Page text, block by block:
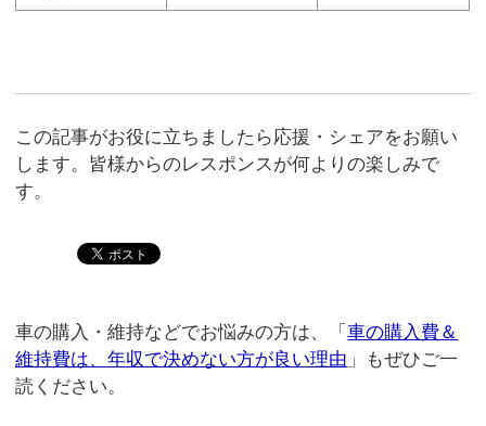
この記事がお役に立ちましたら応援・シェアをお願い
します。皆様からのレスポンスが何よりの楽しみで
す。
車の購入・維持などでお悩みの方は、「車の購入費＆
維持費は、年収で決めない方が良い理由 」もぜひご一
読ください。